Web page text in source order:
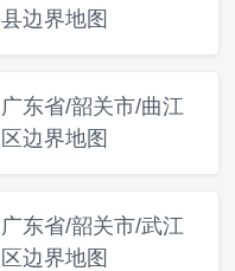
县边界地图
广东省/韶关市/曲江
区边界地图
广东省/韶关市/武江
区边界地图